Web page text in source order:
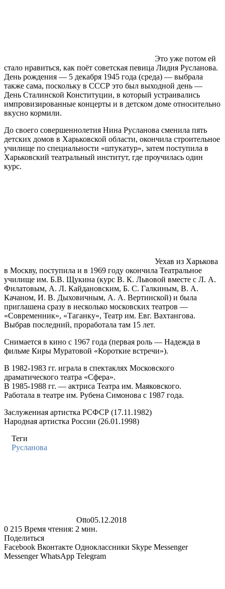
Это уже потом ей
стало нравиться, как поёт советская певица Лидия Русланова.
День рождения — 5 декабря 1945 года (среда) — выбрала
также сама, поскольку в СССР это был выходной день —
День Сталинской Конституции, в который устраивались
импровизированные концерты и в детском доме относительно
вкусно кормили.
До своего совершеннолетия Нина Русланова сменила пять
детских домов в Харьковской области, окончила строительное
училище по специальности «штукатур», затем поступила в
Харьковский театральный институт, где проучилась один
курс.
Уехав из Харькова
в Москву, поступила и в 1969 году окончила Театральное
училище им. Б.В. Щукина (курс В. К. Львовой вместе с Л. А.
Филатовым, А. Л. Кайдановским, Б. С. Галкиным, В. А.
Качаном, И. В. Дыховичным, А. А. Вертинской) и была
приглашена сразу в несколько московских театров —
«Современник», «Таганку», Театр им. Евг. Вахтангова.
Выбрав последний, проработала там 15 лет.
Снимается в кино с 1967 года (первая роль — Надежда в
фильме Киры Муратовой «Короткие встречи»).
В 1982-1983 гг. играла в спектаклях Московского
драматического театра «Сфера».
В 1985-1988 гг. — актриса Театра им. Маяковского.
Работала в театре им. Рубена Симонова с 1987 года.
Заслуженная артистка РСФСР (17.11.1982)
Народная артистка России (26.01.1998)
Теги
Русланова
Otto05.12.2018
0 215 Время чтения: 2 мин.
Поделиться
Facebook Вконтакте Одноклассники Skype Messenger
Messenger WhatsApp Telegram